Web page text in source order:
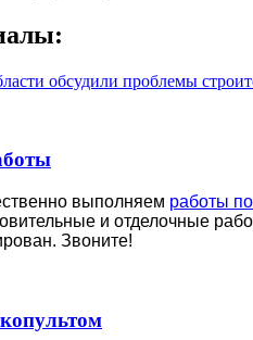
обсудили проблемы
выполняем работы
и отделочные
Звоните!